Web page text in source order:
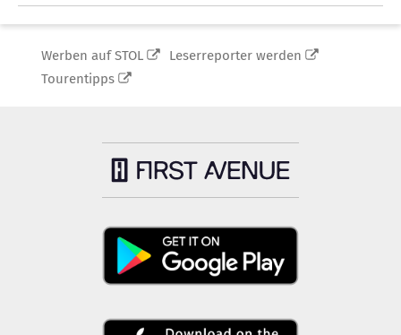
Werben auf STOL
Leserreporter werden
Tourentipps